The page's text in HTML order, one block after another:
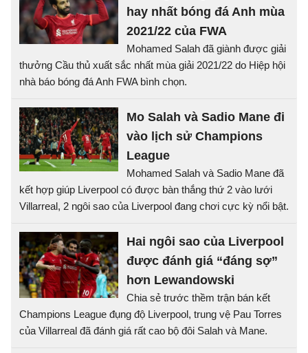
hay nhất bóng đá Anh mùa
2021/22 của FWA
Mohamed Salah đã giành được giải
thưởng Cầu thủ xuất sắc nhất mùa giải 2021/22 do Hiệp hội
nhà báo bóng đá Anh FWA bình chọn.
Mo Salah và Sadio Mane đi
vào lịch sử Champions
League
Mohamed Salah và Sadio Mane đã
kết hợp giúp Liverpool có được bàn thắng thứ 2 vào lưới
Villarreal, 2 ngôi sao của Liverpool đang chơi cực kỳ nổi bật.
Hai ngôi sao của Liverpool
được đánh giá “đáng sợ”
hơn Lewandowski
Chia sẻ trước thềm trận bán kết
Champions League đụng độ Liverpool, trung vệ Pau Torres
của Villarreal đã đánh giá rất cao bộ đôi Salah và Mane.